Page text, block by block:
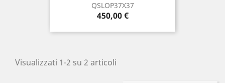
QSLOP37X37
Prezzo
450,00 €
Visualizzati 1-2 su 2 articoli